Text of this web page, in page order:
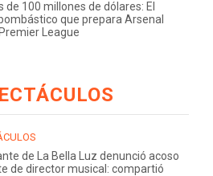
de 100 millones de dólares: El
que prepara Arsenal
League
de La Bella Luz denunció acoso
de director musical: compartió